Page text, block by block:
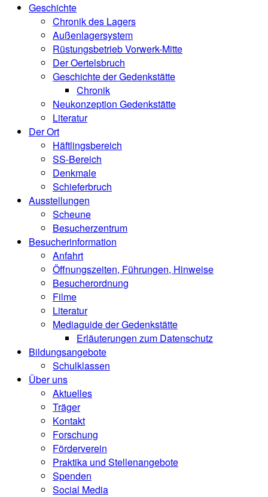
Geschichte
Chronik des Lagers
Außenlagersystem
Rüstungsbetrieb Vorwerk-Mitte
Der Oertelsbruch
Geschichte der Gedenkstätte
Chronik
Neukonzeption Gedenkstätte
Literatur
Der Ort
Häftlingsbereich
SS-Bereich
Denkmale
Schieferbruch
Ausstellungen
Scheune
Besucherzentrum
Besucherinformation
Anfahrt
Öffnungszeiten, Führungen, Hinweise
Besucherordnung
Filme
Literatur
Mediaguide der Gedenkstätte
Erläuterungen zum Datenschutz
Bildungsangebote
Schulklassen
Über uns
Aktuelles
Träger
Kontakt
Forschung
Förderverein
Praktika und Stellenangebote
Spenden
Social Media